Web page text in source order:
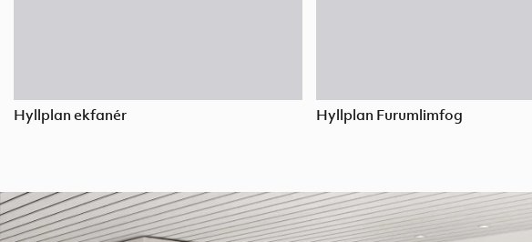
Hyllplan ekfanér Hyllplan Furumlimfog